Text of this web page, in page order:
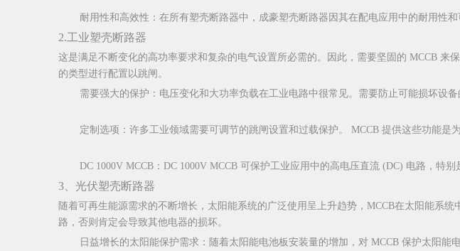
耐用性和高效性：在所有塑壳断路器中，成豪塑壳断路器因其在配电应用中的耐用性
2.工业塑壳断路器
这是满足不断变化的高功率要求和复杂的电气设置所必需的。因此，需要坚固的 MCCB
的类型进行配置以跳闸。
需要强大的保护：电压变化和大功率负载在工业电路中很常见。需要防止可能损坏设备
定制选项：许多工业领域需要可调节的跳闸设置和过载保护。 MCCB 提供这些功能是
DC 1000V MCCB：DC 1000V MCCB 可保护工业应用中的高电压直流 (DC) 电路，特别
3、光伏塑壳断路器
随着可再生能源需求的不断增长，太阳能系统的广泛使用呈上升趋势，MCCB在太阳能系
路，否则肯定会导致其他电器的损坏。
日益增长的太阳能保护需求：随着太阳能电池板安装量的增加，对 MCCB 保护太阳能